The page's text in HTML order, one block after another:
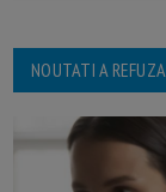
NOUTATI A REFUZA